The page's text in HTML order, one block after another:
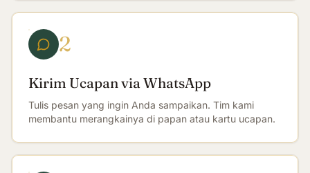
2
Kirim Ucapan via WhatsApp
Tulis pesan yang ingin Anda sampaikan. Tim kami
membantu merangkainya di papan atau kartu ucapan.